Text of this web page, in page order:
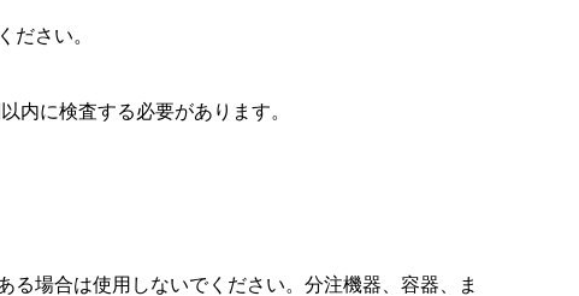
ださい。
内に検査する必要があります。
場合は使用しないでください。分注機器、容器、ま